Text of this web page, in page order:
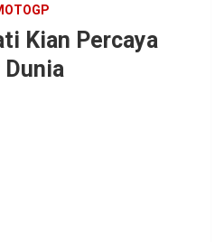
Kian Percaya
Dunia